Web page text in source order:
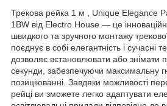
Трекова рейка 1 м , Unique Elegance
1BW від Electro House — це
швидкого та зручного монтажу
поєднує в собі елегантність і сучасні
дозволяє встановлювати або знімати
секунди, забезпечуючи максимальну
позиціюванні. Завдяки можливості
рейці ви зможете легко адаптувати